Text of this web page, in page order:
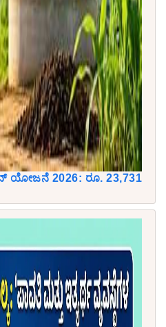
ಯೋಜನೆ 2026: ರೂ. 23,731